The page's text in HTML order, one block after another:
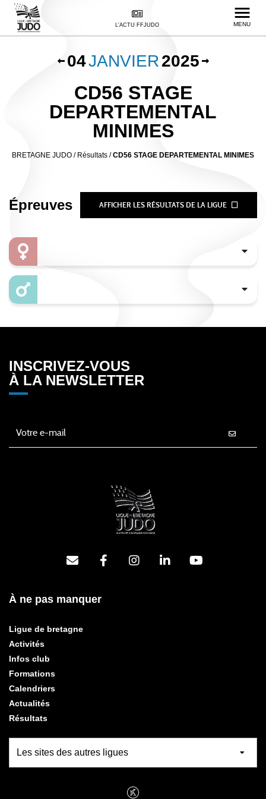
L'ACTU FFJUDO MENU
04JANVIER2025
CD56 STAGE
DEPARTEMENTAL
MINIMES
BRETAGNE JUDO / Résultats / CD56 STAGE DEPARTEMENTAL MINIMES
Épreuves AFFICHER LES RÉSULTATS DE LA LIGUE
INSCRIVEZ-VOUS
À LA NEWSLETTER
À ne pas manquer
Ligue de bretagne
Activités
Infos club
Formations
Calendriers
Actualités
Résultats